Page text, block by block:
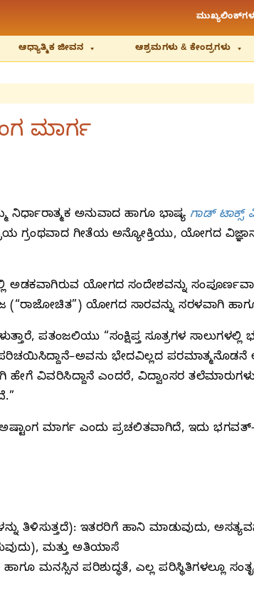
ಆಧ್ಯಾತ್ಮಿಕ ಜೀವನ ಆಶ್ರಮಗಳು & ಕೇಂದ್ರಗಳು
ಮಾರ್ಗ
ಅನುವಾದ ಹಾಗೂ ಭಾಷ್ಯ ಗಾಡ್‌
ಗ್ರಂಥವಾದ ಗೀತೆಯ ಅನ್ಯೋಕ್ತಿಯು, ಯೋಗದ
ಯೋಗದ ಸಂದೇಶವನ್ನು ಸಂಪೂರ್ಣವಾಗಿ
(“ರಾಜೋಚಿತ”) ಯೋಗದ ಸಾರವನ್ನು ಸರಳವಾಗಿ
ಪತಂಜಲಿಯು “ಸಂಕ್ಷಿಪ್ತ ಸೂತ್ರಗಳ ಸಾಲುಗಳಲ್ಲಿ
ಪರಿಚಯಿಸಿದ್ದಾನೆ–ಅವನು ಭೇದವಿಲ್ಲದ
ಹೇಗೆ ವಿವರಿಸಿದ್ದಾನೆ ಎಂದರೆ, ವಿದ್ವಾಂಸರ
ಮಾರ್ಗ ಎಂದು ಪ್ರಚಲಿತವಾಗಿದೆ, ಇದು ಭಗವತ್‌-
ತಿಳಿಸುತ್ತದೆ): ಇತರರಿಗೆ ಹಾನಿ ಮಾಡುವುದು,
ಮತ್ತು ಅತಿಯಾಸೆ
ಮನಸ್ಸಿನ ಪರಿಶುದ್ಧತೆ, ಎಲ್ಲ ಪರಿಸ್ಥಿತಿಗಳಲ್ಲೂ